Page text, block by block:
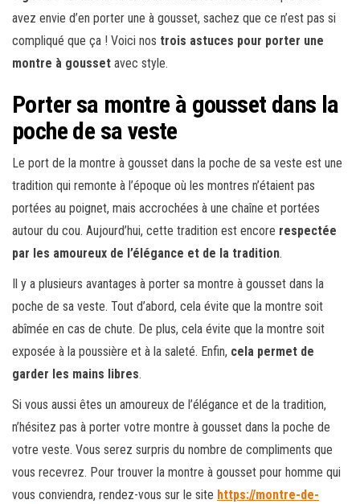
avez envie d’en porter une à gousset, sachez que ce n’est pas si
compliqué que ça ! Voici nos trois astuces pour porter une
montre à gousset avec style.
Porter sa montre à gousset dans la
poche de sa veste
Le port de la montre à gousset dans la poche de sa veste est une
tradition qui remonte à l’époque où les montres n’étaient pas
portées au poignet, mais accrochées à une chaîne et portées
autour du cou. Aujourd’hui, cette tradition est encore respectée
par les amoureux de l’élégance et de la tradition.
Il y a plusieurs avantages à porter sa montre à gousset dans la
poche de sa veste. Tout d’abord, cela évite que la montre soit
abîmée en cas de chute. De plus, cela évite que la montre soit
exposée à la poussière et à la saleté. Enfin, cela permet de
garder les mains libres.
Si vous aussi êtes un amoureux de l’élégance et de la tradition,
n’hésitez pas à porter votre montre à gousset dans la poche de
votre veste. Vous serez surpris du nombre de compliments que
vous recevrez. Pour trouver la montre à gousset pour homme qui
vous conviendra, rendez-vous sur le site https://montre-de-